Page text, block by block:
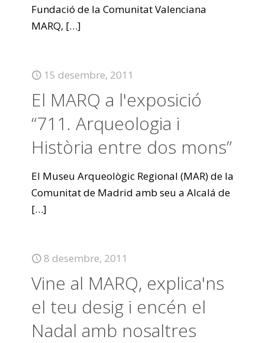
Fundació de la Comunitat Valenciana
MARQ, […]
15 desembre, 2011
El MARQ a l'exposició
“711. Arqueologia i
Història entre dos mons”
El Museu Arqueològic Regional (MAR) de la
Comunitat de Madrid amb seu a Alcalá de
[…]
8 desembre, 2011
Vine al MARQ, explica'ns
el teu desig i encén el
Nadal amb nosaltres